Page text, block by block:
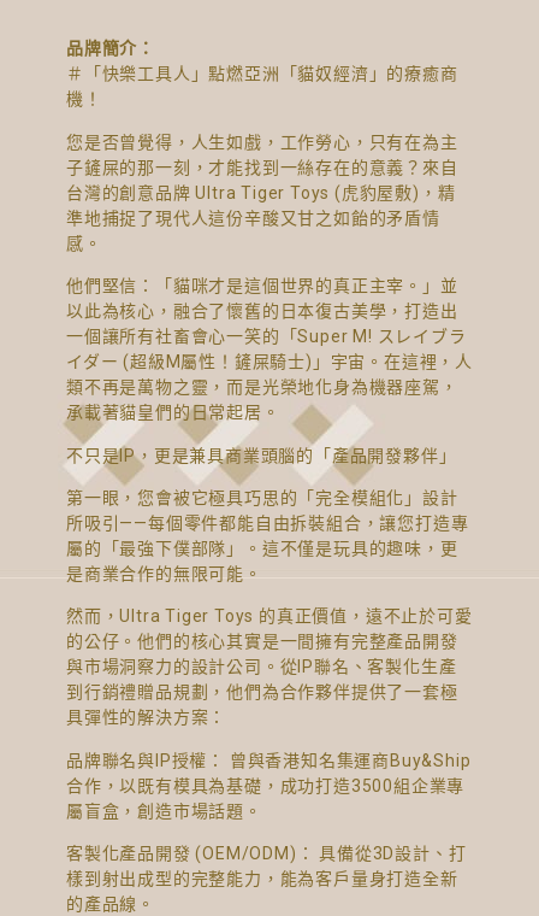
品牌簡介：
＃「快樂工具人」點燃亞洲「貓奴經濟」的療癒商
機！
您是否曾覺得，人生如戲，工作勞心，只有在為主
子鏟屎的那一刻，才能找到一絲存在的意義？來自
台灣的創意品牌 Ultra Tiger Toys (虎豹屋敷)，精
準地捕捉了現代人這份辛酸又甘之如飴的矛盾情
感。
他們堅信：「貓咪才是這個世界的真正主宰。」並
以此為核心，融合了懷舊的日本復古美學，打造出
一個讓所有社畜會心一笑的「Super M! スレイブラ
イダー (超級M屬性！鏟屎騎士)」宇宙。在這裡，人
類不再是萬物之靈，而是光榮地化身為機器座駕，
承載著貓皇們的日常起居。
不只是IP，更是兼具商業頭腦的「產品開發夥伴」
第一眼，您會被它極具巧思的「完全模組化」設計
所吸引——每個零件都能自由拆裝組合，讓您打造專
屬的「最強下僕部隊」。這不僅是玩具的趣味，更
是商業合作的無限可能。
然而，Ultra Tiger Toys 的真正價值，遠不止於可愛
的公仔。他們的核心其實是一間擁有完整產品開發
與市場洞察力的設計公司。從IP聯名、客製化生產
到行銷禮贈品規劃，他們為合作夥伴提供了一套極
具彈性的解決方案：
品牌聯名與IP授權： 曾與香港知名集運商Buy&Ship
合作，以既有模具為基礎，成功打造3500組企業專
屬盲盒，創造市場話題。
客製化產品開發 (OEM/ODM)： 具備從3D設計、打
樣到射出成型的完整能力，能為客戶量身打造全新
的產品線。